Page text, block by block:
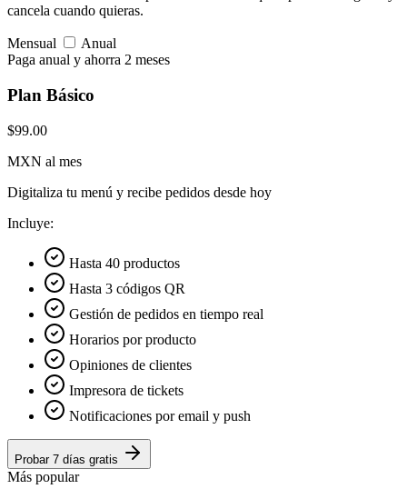
cancela cuando quieras.
Mensual
Anual
Paga anual y ahorra 2 meses
Plan Básico
$99.00
MXN al mes
Digitaliza tu menú y recibe pedidos desde hoy
Incluye:
Hasta 40 productos
Hasta 3 códigos QR
Gestión de pedidos en tiempo real
Horarios por producto
Opiniones de clientes
Impresora de tickets
Notificaciones por email y push
Probar 7 días gratis
Más popular